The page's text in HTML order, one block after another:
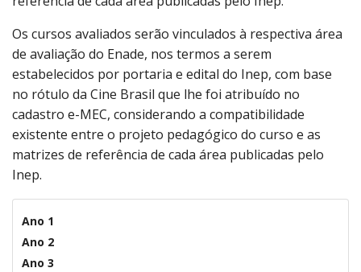
Os cursos avaliados serão vinculados à respectiva área
de avaliação do Enade, nos termos a serem
estabelecidos por portaria e edital do Inep, com base
no rótulo da Cine Brasil que lhe foi atribuído no
cadastro e-MEC, considerando a compatibilidade
existente entre o projeto pedagógico do curso e as
matrizes de referência de cada área publicadas pelo
Inep.
Ano 1
Ano 2
Ano 3